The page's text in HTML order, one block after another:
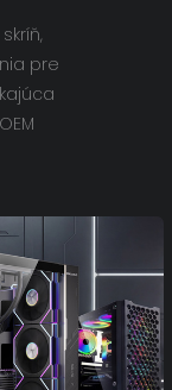
pre